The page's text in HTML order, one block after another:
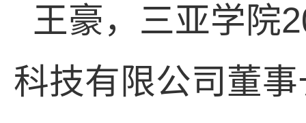
王豪，三亚学院
科技有限公司董